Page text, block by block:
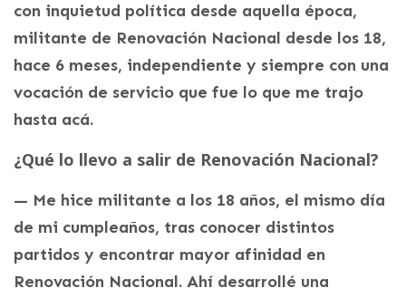
con inquietud política desde aquella época,
militante de Renovación Nacional desde los 18,
hace 6 meses, independiente y siempre con una
vocación de servicio que fue lo que me trajo
hasta acá.
¿Qué lo llevo a salir de Renovación Nacional?
— Me hice militante a los 18 años, el mismo día
de mi cumpleaños, tras conocer distintos
partidos y encontrar mayor afinidad en
Renovación Nacional. Ahí desarrollé una